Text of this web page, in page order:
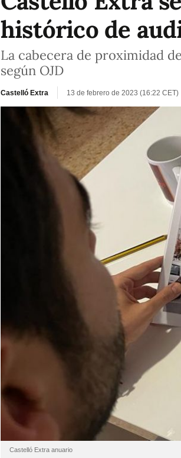
histórico de
La cabecera de proximidad
según OJD
Castelló Extra 13 de febrero de 2023 (16:22 CET)
Castelló Extra anuario